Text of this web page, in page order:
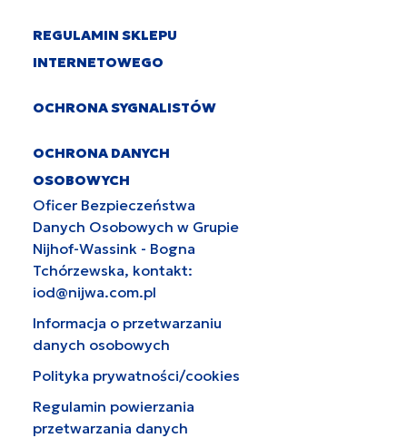
REGULAMIN SKLEPU
INTERNETOWEGO
OCHRONA SYGNALISTÓW
OCHRONA DANYCH
OSOBOWYCH
Oficer Bezpieczeństwa
Danych Osobowych w Grupie
Nijhof-Wassink - Bogna
Tchórzewska, kontakt:
iod@nijwa.com.pl
Informacja o przetwarzaniu
danych osobowych
Polityka prywatności/cookies
Regulamin powierzania
przetwarzania danych